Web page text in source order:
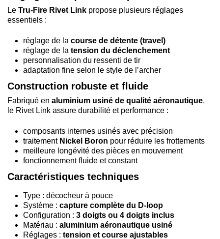
Le Tru-Fire Rivet Link propose plusieurs réglages
essentiels :
réglage de la course de détente (travel)
réglage de la tension du déclenchement
personnalisation du ressenti de tir
adaptation fine selon le style de l’archer
Construction robuste et fluide
Fabriqué en aluminium usiné de qualité aéronautique,
le Rivet Link assure durabilité et performance :
composants internes usinés avec précision
traitement Nickel Boron pour réduire les frottements
meilleure longévité des pièces en mouvement
fonctionnement fluide et constant
Caractéristiques techniques
Type : décocheur à pouce
Système : capture complète du D-loop
Configuration : 3 doigts ou 4 doigts inclus
Matériau : aluminium aéronautique usiné
Réglages : tension et course ajustables